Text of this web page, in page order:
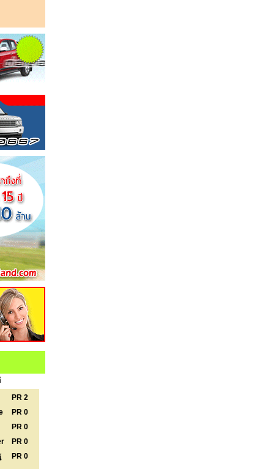
PR 2
PR 0
PR 0
PR 0
PR 0